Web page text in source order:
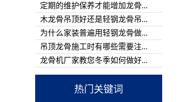
定期的维护保养才能增加龙骨...
木龙骨吊顶好还是轻钢龙骨吊...
为什么家装普遍用轻钢龙骨做...
吊顶龙骨施工时有哪些需要注...
龙骨机厂家教您冬季如何做好...
热门关键词